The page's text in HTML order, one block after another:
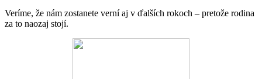
Veríme, že nám zostanete verní aj v ďalších rokoch – pretože rodina
za to naozaj stojí.